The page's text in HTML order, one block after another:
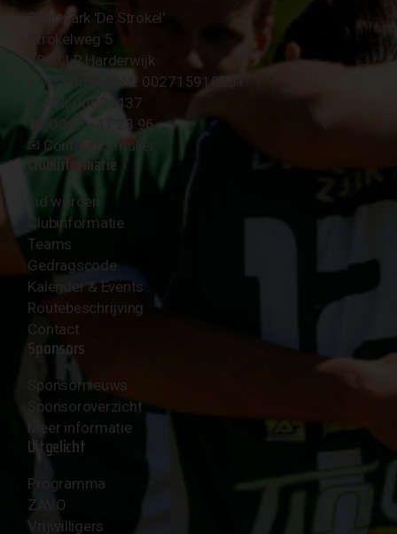
Sportpark 'De Strokel'
Strokelweg 5
3847 LR Harderwijk
BTW Nummer NL 002715910B01
KvK Nr 40094437
☎︎ 0341 - 41 28 96
✉︎ Contactformulier
Clubinformatie
Lid worden
Clubinformatie
Teams
Gedragscode
Kalender & Events
Routebeschrijving
Contact
Sponsors
Sponsornieuws
Sponsoroverzicht
Meer informatie
Uitgelicht
Programma
ZAVO
Vrijwilligers